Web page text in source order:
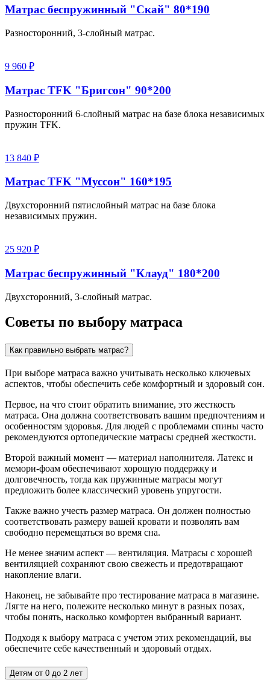
Матрас беспружинный "Скай" 80*190
Разносторонний, 3-слойный матрас.
9 960 ₽
Матрас TFK "Бригсон" 90*200
Разносторонний 6-слойный матрас на базе блока независимых
пружин TFK.
13 840 ₽
Матрас TFK "Муссон" 160*195
Двухсторонний пятислойный матрас на базе блока
независимых пружин.
25 920 ₽
Матрас беспружинный "Клауд" 180*200
Двухсторонний, 3-слойный матрас.
Советы по выбору матраса
Как правильно выбрать матрас?
При выборе матраса важно учитывать несколько ключевых
аспектов, чтобы обеспечить себе комфортный и здоровый сон.
Первое, на что стоит обратить внимание, это жесткость
матраса. Она должна соответствовать вашим предпочтениям и
особенностям здоровья. Для людей с проблемами спины часто
рекомендуются ортопедические матрасы средней жесткости.
Второй важный момент — материал наполнителя. Латекс и
мемори-фоам обеспечивают хорошую поддержку и
долговечность, тогда как пружинные матрасы могут
предложить более классический уровень упругости.
Также важно учесть размер матраса. Он должен полностью
соответствовать размеру вашей кровати и позволять вам
свободно перемещаться во время сна.
Не менее значим аспект — вентиляция. Матрасы с хорошей
вентиляцией сохраняют свою свежесть и предотвращают
накопление влаги.
Наконец, не забывайте про тестирование матраса в магазине.
Лягте на него, полежите несколько минут в разных позах,
чтобы понять, насколько комфортен выбранный вариант.
Подходя к выбору матраса с учетом этих рекомендаций, вы
обеспечите себе качественный и здоровый отдых.
Детям от 0 до 2 лет